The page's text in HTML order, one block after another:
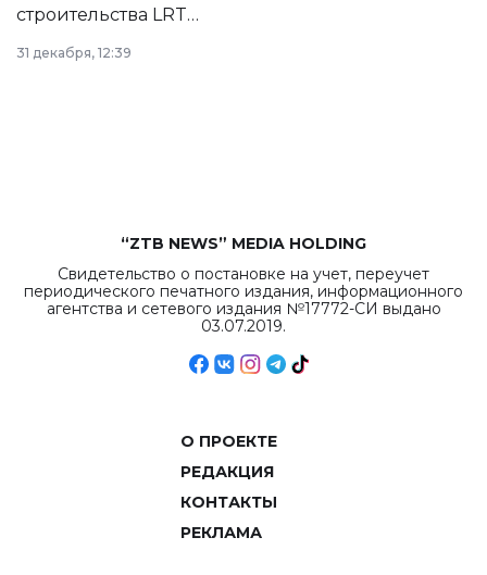
строительства LRT
республиканского
31 декабря, 12:39
“ZTB NEWS” MEDIA HOLDING
Свидетельство о постановке на учет, переучет
периодического печатного издания, информационного
агентства и сетевого издания №17772-СИ выдано
03.07.2019.
О ПРОЕКТЕ
РЕДАКЦИЯ
КОНТАКТЫ
РЕКЛАМА